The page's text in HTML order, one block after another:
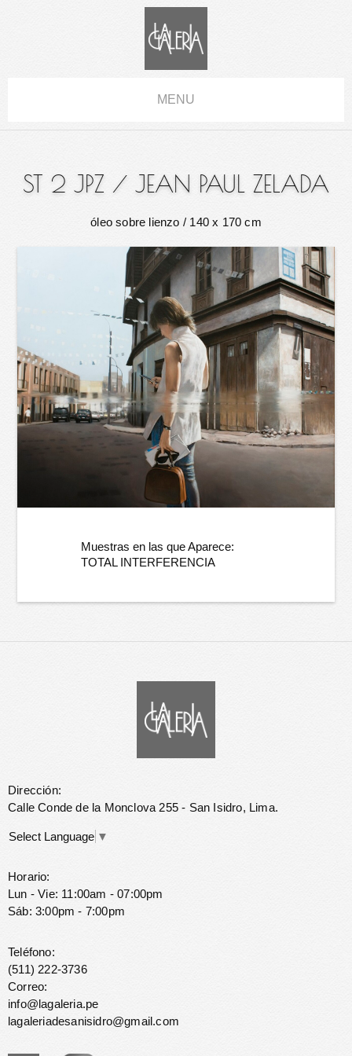
MENU
ST 2 JPZ / JEAN PAUL ZELADA
óleo sobre lienzo / 140 x 170 cm
Muestras en las que Aparece:
TOTAL INTERFERENCIA
Dirección:
Calle Conde de la Monclova 255 - San Isidro, Lima.
Select Language ▼
Horario:
Lun - Vie: 11:00am - 07:00pm
Sáb: 3:00pm - 7:00pm
Teléfono:
(511) 222-3736
Correo:
info@lagaleria.pe
lagaleriadesanisidro@gmail.com